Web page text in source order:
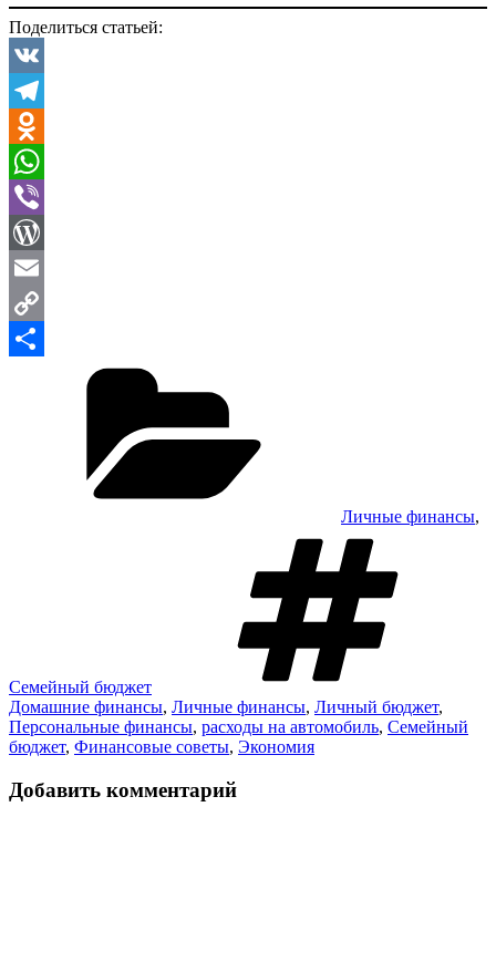
Поделиться статьей:
VK
Telegram
Odnoklassniki
WhatsApp
Viber
WordPress
Email
Copy
Отправить
Личные финансы,
Семейный бюджет
Домашние финансы, Личные финансы, Личный бюджет,
Персональные финансы, расходы на автомобиль, Семейный
бюджет, Финансовые советы, Экономия
Добавить комментарий